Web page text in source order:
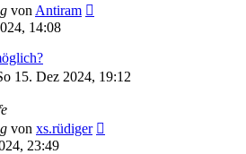
von Antiram
14:08
15. Dez 2024, 19:12
von xs.rüdiger
23:49